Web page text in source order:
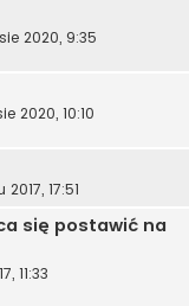
2020, 9:35
2020, 10:10
17:51
się postawić na
11:33